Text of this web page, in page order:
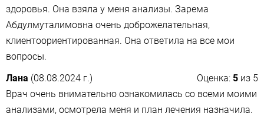
здоровья. Она взяла у меня анализы. Зарема
Абдулмуталимовна очень доброжелательная,
клиентоориентированная. Она ответила на все мои
вопросы.
Лана (08.08.2024 г.) Оценка: 5 из 5
Врач очень внимательно ознакомилась со всеми моими
анализами, осмотрела меня и план лечения назначила.